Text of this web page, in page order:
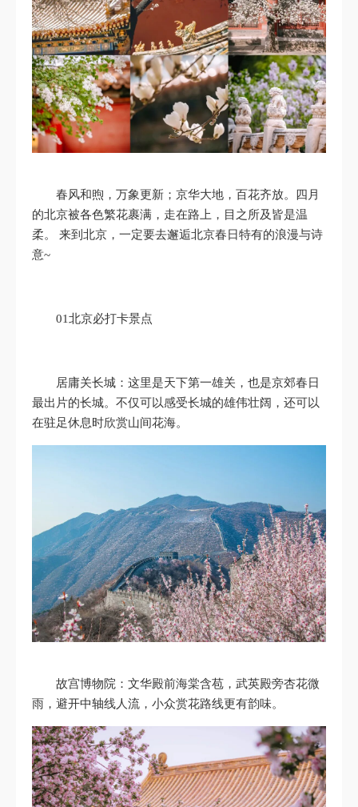
春风和煦，万象更新；京华大地，百花齐放。四月
的北京被各色繁花裹满，走在路上，目之所及皆是温
柔。 来到北京，一定要去邂逅北京春日特有的浪漫与诗
意~
01北京必打卡景点
居庸关长城：这里是天下第一雄关，也是京郊春日
最出片的长城。不仅可以感受长城的雄伟壮阔，还可以
在驻足休息时欣赏山间花海。
故宫博物院：文华殿前海棠含苞，武英殿旁杏花微
雨，避开中轴线人流，小众赏花路线更有韵味。